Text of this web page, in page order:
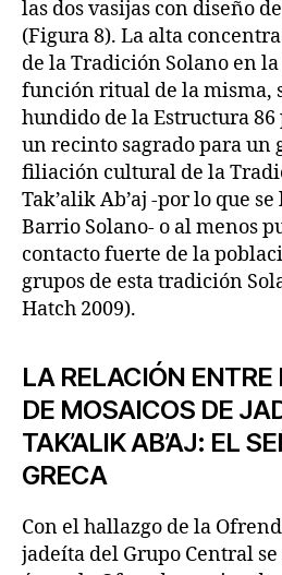
las dos vasijas con diseño
(Figura 8). La alta
de la Tradición Solano en
función ritual de la misma,
hundido de la Estructura
un recinto sagrado para un
filiación cultural de la
Tak’alik Ab’aj -por lo que
Barrio Solano- o al menos
contacto fuerte de la
grupos de esta tradición
Hatch 2009).
LA RELACIÓN ENTRE
DE MOSAICOS DE
TAK’ALIK AB’AJ: EL
GRECA
Con el hallazgo de la
jadeíta del Grupo Central